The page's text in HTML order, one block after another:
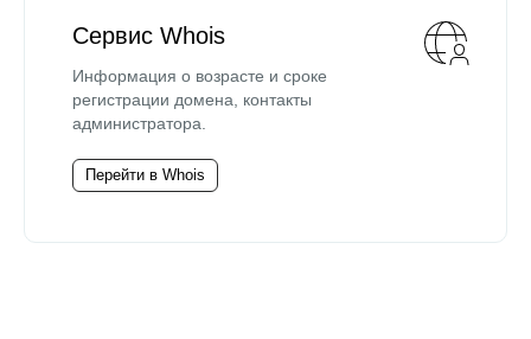
Сервис Whois
Информация о возрасте и сроке
регистрации домена, контакты
администратора.
Перейти в Whois